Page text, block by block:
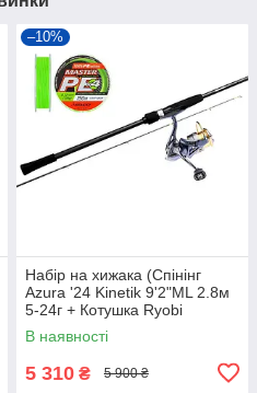
–10%
Набір на хижака (Спінінг
Azura '24 Kinetik 9'2"ML 2.8м
5-24г + Котушка Ryobi
Ecusima Pro LT4000S +
Шнур)
В наявності
5 310 ₴ 5 900 ₴